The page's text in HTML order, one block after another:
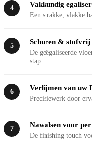
4 Vakkundig
Een strakke, vlakke
5 Schuren & stofvrij
De geëgaliseerde
stap
6 Verlijmen van uw
Precisiewerk door
7 Nawalsen voor
De finishing touch